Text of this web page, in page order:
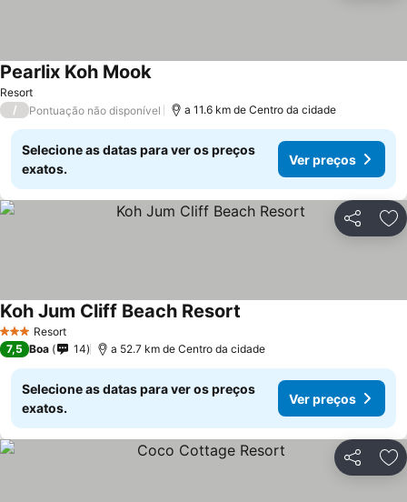
Resort
Pearlix Koh Mook
/ Pontuação não disponível a 11.6 km de Centro da cidade
Selecione as datas para ver os preços
exatos.
Ver preços
Partilhar
3 EstrelasResort
Koh Jum Cliff Beach Resort
7,5 Boa 14 a 52.7 km de Centro da cidade
Selecione as datas para ver os preços
exatos.
Ver preços
Partilhar